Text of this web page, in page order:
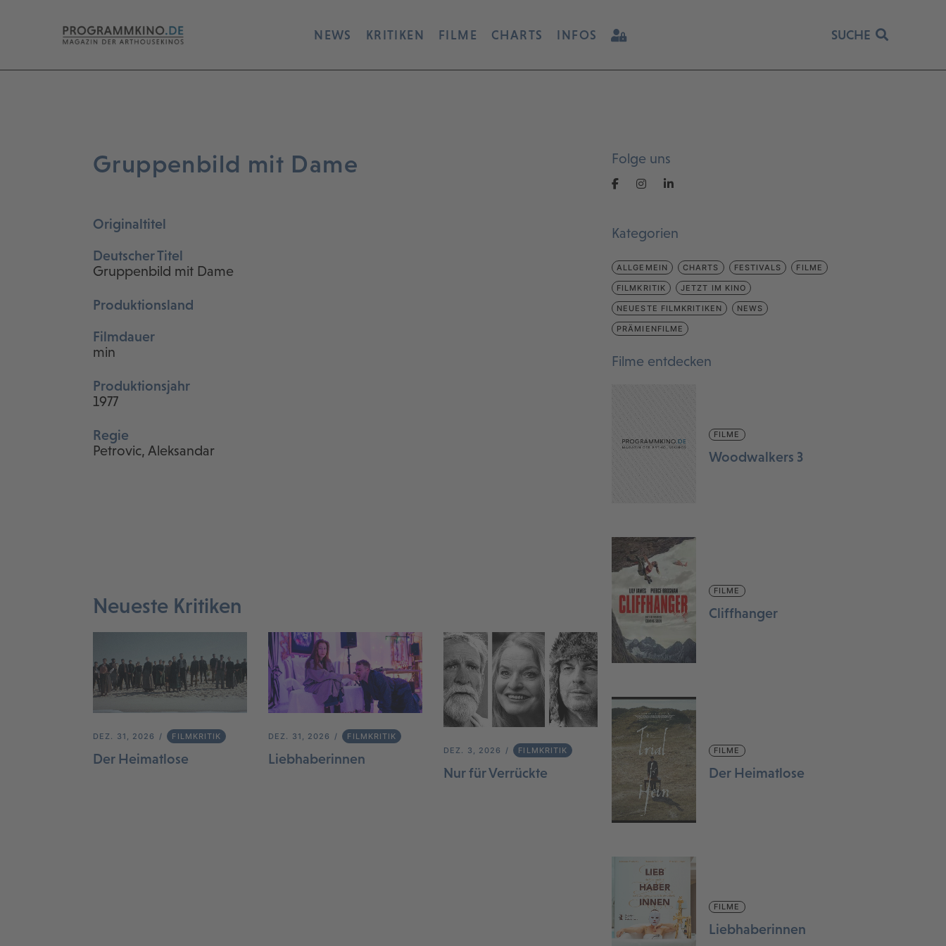
NEWS KRITIKEN FILME CHARTS INFOS SUCHE
Gruppenbild mit Dame
Originaltitel
Deutscher Titel
Gruppenbild mit Dame
Produktionsland
Filmdauer
min
Produktionsjahr
1977
Regie
Petrovic, Aleksandar
Neueste Kritiken
DEZ. 31, 2026 FILMKRITIK
Der Heimatlose
DEZ. 31, 2026 FILMKRITIK
Liebhaberinnen
DEZ. 3, 2026 FILMKRITIK
Nur für Verrückte
Folge uns
Kategorien
ALLGEMEIN CHARTS FESTIVALS FILME
FILMKRITIK JETZT IM KINO
NEUESTE FILMKRITIKEN NEWS
PRÄMIENFILME
Filme entdecken
FILME
Woodwalkers 3
FILME
Cliffhanger
FILME
Der Heimatlose
FILME
Liebhaberinnen